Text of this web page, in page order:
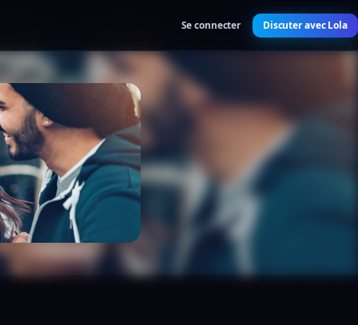
Se connecter Discuter avec Lola